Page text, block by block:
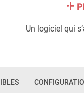
Un logiciel qui